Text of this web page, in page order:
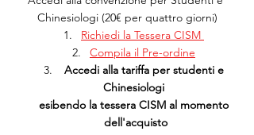
Chinesiologi (20€ per quattro giorni)
Richiedi la Tessera CISM
Compila il Pre-ordine
Accedi alla tariffa per studenti e
Chinesiologi
esibendo la tessera CISM al momento
dell'acquisto